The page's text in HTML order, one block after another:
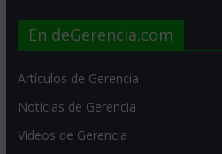
En deGerencia.com
Artículos de Gerencia
Noticias de Gerencia
Videos de Gerencia